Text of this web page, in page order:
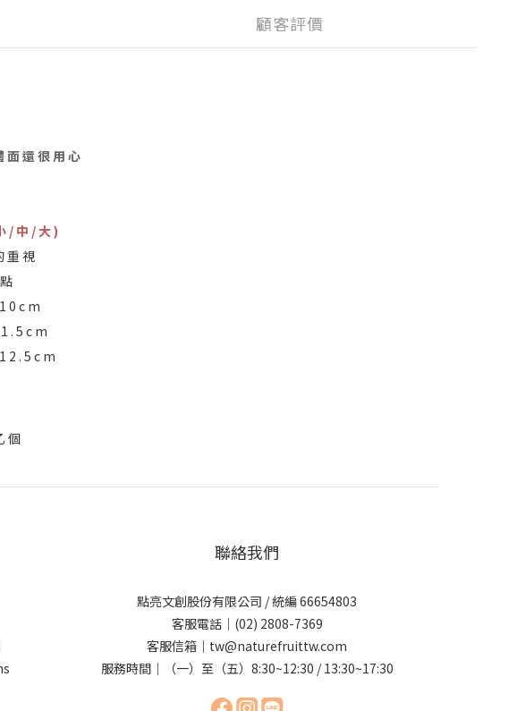
顧客評價
面還很用心
/中/大)
重視
個
聯絡我們
點亮文創股份有限公司 / 統編 66654803
客服電話｜(02) 2808-7369
客服信箱｜tw@naturefruittw.com
服務時間｜（一）至（五）8:30~12:30 / 13:30~17:30